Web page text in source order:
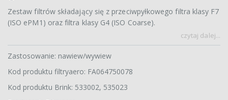
Zestaw filtrów składający się z przeciwpyłkowego filtra klasy F7
(ISO ePM1) oraz filtra klasy G4 (ISO Coarse).
czytaj dalej...
Zastosowanie: nawiew/wywiew
Kod produktu filtryaero: FA064750078
Kod produktu Brink: 533002, 535023